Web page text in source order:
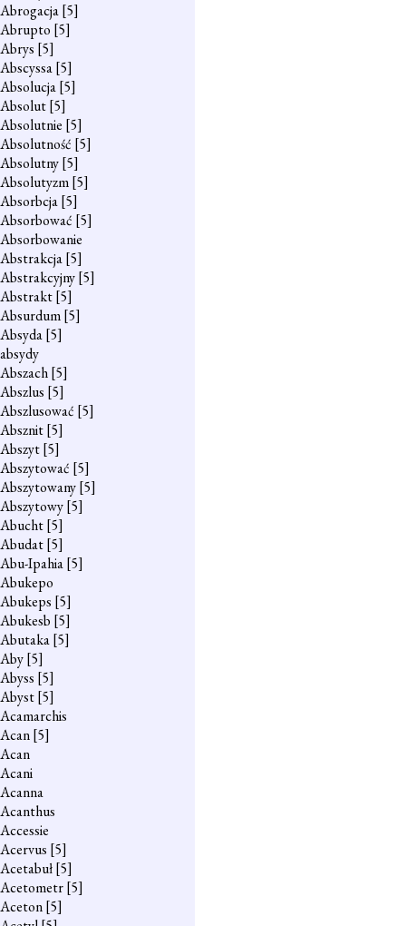
Abrogacja[5]
Abrupto [5]
Abrys [5]
Abscyssa[5]
Absolucja[5]
Absolut[5]
Absolutnie [5]
Absolutność [5]
Absolutny[5]
Absolutyzm[5]
Absorbcja[5]
Absorbować [5]
Absorbowanie
Abstrakcja[5]
Abstrakcyjny[5]
Abstrakt[5]
Absurdum[5]
Absyda[5]
absydy
Abszach[5]
Abszlus [5]
Abszlusować [5]
Absznit[5]
Abszyt[5]
Abszytować [5]
Abszytowany[5]
Abszytowy[5]
Abucht[5]
Abudat[5]
Abu-Ipahia[5]
Abukepo
Abukeps [5]
Abukesb [5]
Abutaka[5]
Aby[5]
Abyss [5]
Abyst[5]
Acamarchis
Acan[5]
Acan
Acani
Acanna
Acanthus
Accessie
Acervus [5]
Acetabuł[5]
Acetometr[5]
Aceton[5]